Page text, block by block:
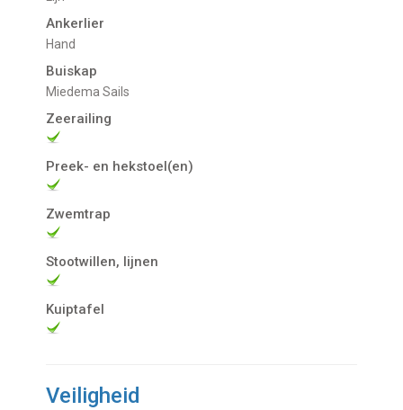
Ankerlier
Hand
Buiskap
Miedema Sails
Zeerailing
Preek- en hekstoel(en)
Zwemtrap
Stootwillen, lijnen
Kuiptafel
Veiligheid